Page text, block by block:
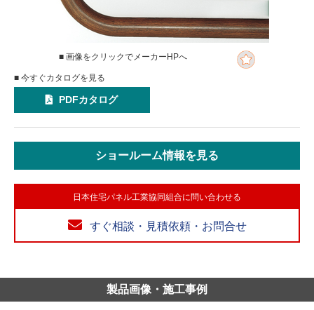
■ 画像をクリックでメーカーHPへ
■ 今すぐカタログを見る
PDFカタログ
ショールーム情報を見る
日本住宅パネル工業協同組合に問い合わせる
すぐ相談・見積依頼・お問合せ
製品画像・施工事例